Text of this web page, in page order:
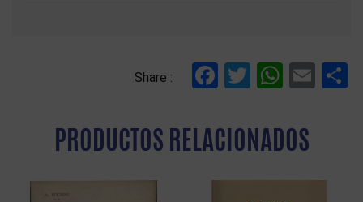
Share : Facebook
Twitter
PRODUCTOS RELACIONADOS